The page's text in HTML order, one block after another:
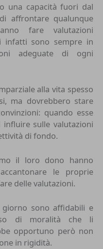
una capacità fuori dal
affrontare qualunque
fare valutazioni
infatti sono sempre in
adeguate di ogni
alla vita spesso
ma dovrebbero stare
quando esse
sulle valutazioni
di fondo.
il loro dono hanno
le proprie
delle valutazioni.
sono affidabili e
di moralità che li
opportuno però non
in rigidità.